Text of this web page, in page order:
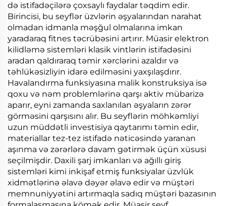
də istifadəçilərə çoxsaylı faydalar təqdim edir.
Birincisi, bu seyflər üzvlərin əşyalarından narahat
olmadan idmanla məşğul olmalarına imkan
yaradaraq fitnes təcrübəsini artırır. Müasir elektron
kilidləmə sistemləri klasik vintlərin istifadəsini
aradan qaldıraraq təmir xərclərini azaldır və
təhlükəsizliyin idarə edilməsini yaxşılaşdırır.
Havalandırma funksiyasına malik konstruksiya isə
qoxu və nəm problemlərinə qarşı aktiv mübarizə
aparır, eyni zamanda saxlanılan əşyaların zərər
görməsini qarşısını alır. Bu seyflərin möhkəmliyi
uzun müddətli investisiya qaytarımı təmin edir,
materiallar tez-tez istifadə nəticəsində yaranan
aşınma və zərərlərə davam gətirmək üçün xüsusi
seçilmişdir. Daxili şarj imkanları və ağıllı giriş
sistemləri kimi inkişaf etmiş funksiyalar üzvlük
xidmətlərinə əlavə dəyər əlavə edir və müştəri
memnuniyyətini artırmaqla sadıq müştəri bazasının